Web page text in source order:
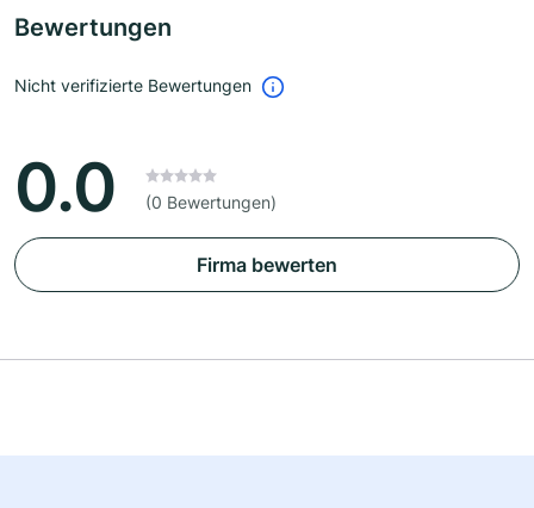
Bewertungen
Nicht verifizierte Bewertungen
0.0 (0 Bewertungen)
Firma bewerten